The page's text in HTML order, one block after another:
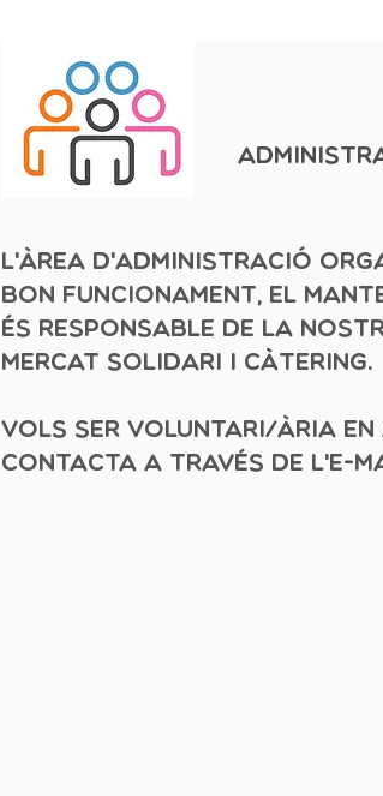
L'Àrea d'Administració
bon funcionament, el
És responsable de la
mercat solidari i càtering.
Vols ser voluntari/ària en
Contacta a través de l'e-